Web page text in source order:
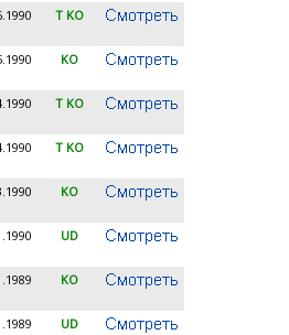
T KO
KO
T KO
T KO
KO
UD
KO
UD